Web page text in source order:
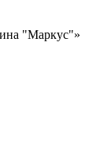
"Маркус"»